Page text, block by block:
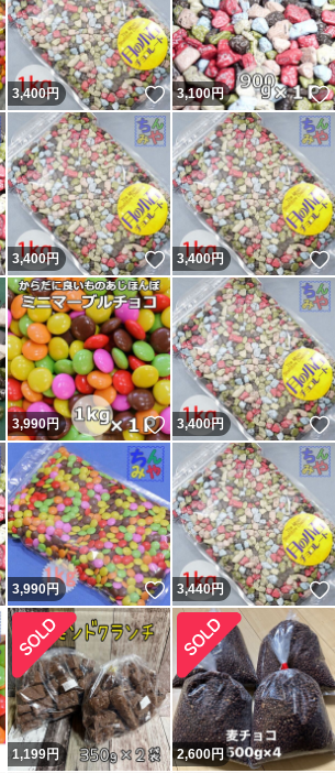
いいね！
3,400円 いいね！
3,100円
いいね！
3,400円 いいね！
3,400円
いいね！
3,990円 いいね！
3,400円
いいね！
3,990円 いいね！
3,440円
いいね！
1,199円 2,600円